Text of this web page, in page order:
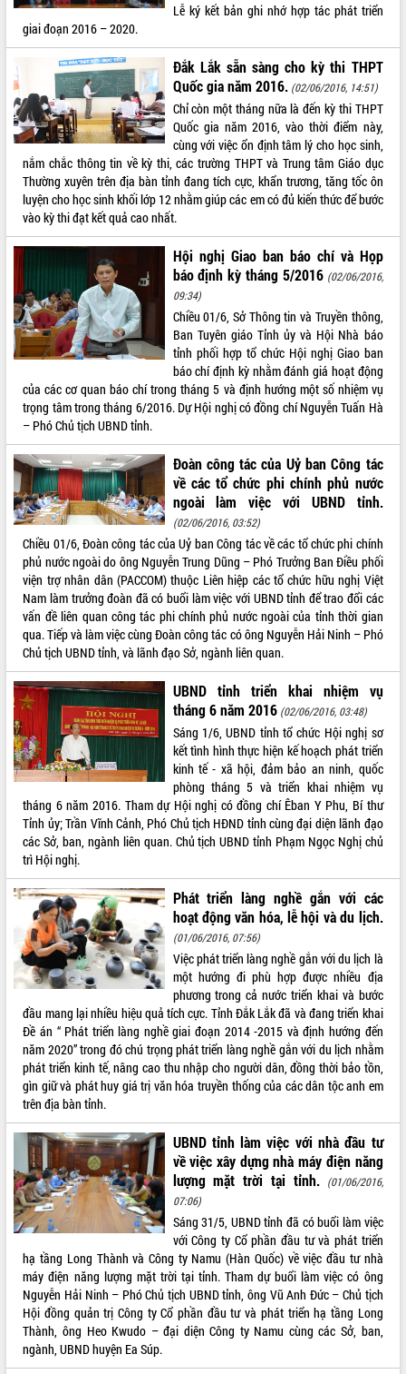
Hội thảo khoa học “Giải pháp thúc đẩy
phát triển nền kinh tế xanh tại tỉnh
Đắk Lắk”
Tăng cường giám sát, đôn đốc thực
hiện nhiệm vụ quản lý tài sản công
hàng tuần
Tháo gỡ những vướng mắc, đẩy mạnh
công tác cải cách thủ tục hành chính
tại Trung tâm Phục vụ hành chính
công tỉnh
Đắk Lắk: Tôn vinh 46 giải pháp tại Hội
thi Sáng tạo Kỹ thuật 2024 - 2025
Đắk Lắk rà soát, điều chỉnh Đề án 190
về phát triển nuôi trồng thủy sản
Phó Chủ tịch UBND tỉnh Đắk Lắk
Trương Công Thái kiểm tra thực địa
Dự án cao tốc Khánh Hòa - Buôn Ma
Thuột
Định vị cà phê Việt Nam như một “di
sản sống” trong dòng chảy toàn cầu
Xây dựng nông thôn mới: Nâng cao đời
sống người dân từ những mô hình thiết
thực
Quyết liệt tháo gỡ vướng mắc, đẩy
nhanh tiến độ các dự án trọng điểm
trong Khu kinh tế Nam Phú Yên
Hòn Yến phát triển du lịch gắn với bảo
tồn biển
Lấy ý kiến điều chỉnh Quy hoạch tỉnh
Đắk Lắk thời kỳ 2021-2030, tầm nhìn
đến năm 2050
Phát động chiến dịch 30 ngày đêm
giải phóng mặt bằng Tuyến đường bộ
Đắk Lắk nỗ lực thúc đẩy tăng trưởng
kinh tế từ 10% trở lên trong Quý
II/2026
Đắk Lắk ký kết thỏa thuận hợp tác về
chuyển đổi số giai đoạn 2026 – 2030
với Tập đoàn Bưu chính Viễn thông
Việt Nam
Thứ trưởng Bộ Y tế làm việc với tỉnh
Đắk Lắk về phát triển nhân lực y tế
cho trạm y tế cấp xã
Du lịch Đắk Lắk nâng tầm trải nghiệm
du khách thông qua Hệ thống cơ sở dữ
liệu và Bản đồ số
Tập huấn ứng dụng trí tuệ nhân tạo (AI)
trong thương mại điện tử năm 2026
Đoàn đại biểu Quốc hội tỉnh Đắk Lắk
trao đổi thông tin trước Kỳ họp thứ
nhất, Quốc hội khóa XVI
Quyết liệt cải cách hành chính, khơi
thông nguồn lực phát triển
Nâng cao hiệu lực, hiệu quả HĐND
tỉnh thông qua hiện đại hóa hành chính
Xã Ea Phê gắn cải cách hành chính với
chuyển đổi số
Phó Chủ tịch Thường trực UBND tỉnh
Hồ Thị Nguyên Thảo làm việc tại Trung
tâm Phục vụ hành chính công xã Ea
Phê
hành cùng nông dân dân, doanh nghiệp
Giai đoạn 2026-2030, Đắk Lắk phấn
đấu có 77% xã đạt chuẩn nông thôn
mới
Chuyển đổi số 'mở đường' cho nông
nghiệp Đắk Lắk tăng trưởng bứt phá
Lễ ký kết bản ghi nhớ hợp tác phát triển
giai đoạn 2016 – 2020.
Đắk Lắk sẵn sàng cho kỳ thi THPT
Quốc gia năm 2016. (02/06/2016, 14:51)
Chỉ còn một tháng nữa là đến kỳ thi THPT
Quốc gia năm 2016, vào thời điểm này,
cùng với việc ổn định tâm lý cho học sinh,
nắm chắc thông tin về kỳ thi, các trường THPT và Trung tâm Giáo dục
Thường xuyên trên địa bàn tỉnh đang tích cực, khẩn trương, tăng tốc ôn
luyện cho học sinh khối lớp 12 nhằm giúp các em có đủ kiến thức để bước
vào kỳ thi đạt kết quả cao nhất.
Hội nghị Giao ban báo chí và Họp
báo định kỳ tháng 5/2016 (02/06/2016,
09:34)
Chiều 01/6, Sở Thông tin và Truyền thông,
Ban Tuyên giáo Tỉnh ủy và Hội Nhà báo
tỉnh phối hợp tổ chức Hội nghị Giao ban
báo chí định kỳ nhằm đánh giá hoạt động
của các cơ quan báo chí trong tháng 5 và định hướng một số nhiệm vụ
trọng tâm trong tháng 6/2016. Dự Hội nghị có đồng chí Nguyễn Tuấn Hà
– Phó Chủ tịch UBND tỉnh.
Đoàn công tác của Uỷ ban Công tác
về các tổ chức phi chính phủ nước
ngoài làm việc với UBND tỉnh.
(02/06/2016, 03:52)
Chiều 01/6, Đoàn công tác của Uỷ ban Công tác về các tổ chức phi chính
phủ nước ngoài do ông Nguyễn Trung Dũng – Phó Trưởng Ban Điều phối
viện trợ nhân dân (PACCOM) thuộc Liên hiệp các tổ chức hữu nghị Việt
Nam làm trưởng đoàn đã có buổi làm việc với UBND tỉnh để trao đổi các
vấn đề liên quan công tác phi chính phủ nước ngoài của tỉnh thời gian
qua. Tiếp và làm việc cùng Đoàn công tác có ông Nguyễn Hải Ninh – Phó
Chủ tịch UBND tỉnh, và lãnh đạo Sở, ngành liên quan.
UBND tỉnh triển khai nhiệm vụ
tháng 6 năm 2016 (02/06/2016, 03:48)
Sáng 1/6, UBND tỉnh tổ chức Hội nghị sơ
kết tình hình thực hiện kế hoạch phát triển
kinh tế - xã hội, đảm bảo an ninh, quốc
phòng tháng 5 và triển khai nhiệm vụ
tháng 6 năm 2016. Tham dự Hội nghị có đồng chí Êban Y Phu, Bí thư
Tỉnh ủy; Trần Vĩnh Cảnh, Phó Chủ tịch HĐND tỉnh cùng đại diện lãnh đạo
các Sở, ban, ngành liên quan. Chủ tịch UBND tỉnh Phạm Ngọc Nghị chủ
trì Hội nghị.
Phát triển làng nghề gắn với các
hoạt động văn hóa, lễ hội và du lịch.
(01/06/2016, 07:56)
Việc phát triển làng nghề gắn với du lịch là
một hướng đi phù hợp được nhiều địa
phương trong cả nước triển khai và bước
đầu mang lại nhiều hiệu quả tích cực. Tỉnh Đắk Lắk đã và đang triển khai
Đề án “ Phát triển làng nghề giai đoạn 2014 -2015 và định hướng đến
năm 2020” trong đó chú trọng phát triển làng nghề gắn với du lịch nhằm
phát triển kinh tế, nâng cao thu nhập cho người dân, đồng thời bảo tồn,
gìn giữ và phát huy giá trị văn hóa truyền thống của các dân tộc anh em
trên địa bàn tỉnh.
UBND tỉnh làm việc với nhà đầu tư
về việc xây dựng nhà máy điện năng
lượng mặt trời tại tỉnh. (01/06/2016,
07:06)
Sáng 31/5, UBND tỉnh đã có buổi làm việc
với Công ty Cổ phần đầu tư và phát triển
hạ tầng Long Thành và Công ty Namu (Hàn Quốc) về việc đầu tư nhà
máy điện năng lượng mặt trời tại tỉnh. Tham dự buổi làm việc có ông
Nguyễn Hải Ninh – Phó Chủ tịch UBND tỉnh, ông Vũ Anh Đức – Chủ tịch
Hội đồng quản trị Công ty Cổ phần đầu tư và phát triển hạ tầng Long
Thành, ông Heo Kwudo – đại diện Công ty Namu cùng các Sở, ban,
ngành, UBND huyện Ea Súp.